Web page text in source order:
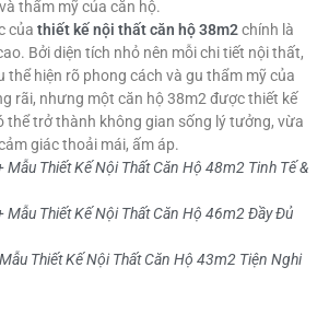
thẩm mỹ của căn hộ.
của thiết kế nội thất căn hộ 38m2chính là
Bởi diện tích nhỏ nên mỗi chi tiết nội thất,
thể hiện rõ phong cách và gu thẩm mỹ của
rãi, nhưng một căn hộ 38m2 được thiết kế
thể trở thành không gian sống lý tưởng, vừa
giác thoải mái, ấm áp.
Mẫu Thiết Kế Nội Thất Căn Hộ 48m2 Tinh Tế &
Mẫu Thiết Kế Nội Thất Căn Hộ 46m2 Đầy Đủ
Thiết Kế Nội Thất Căn Hộ 43m2 Tiện Nghi